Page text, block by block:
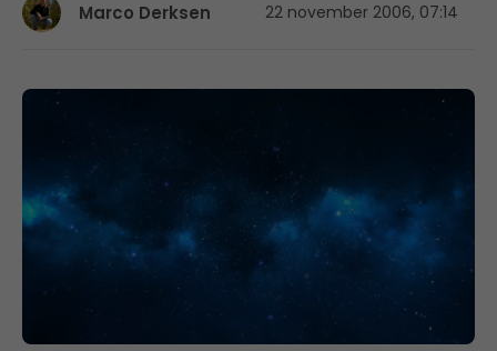
Marco Derksen 22 november 2006, 07:14